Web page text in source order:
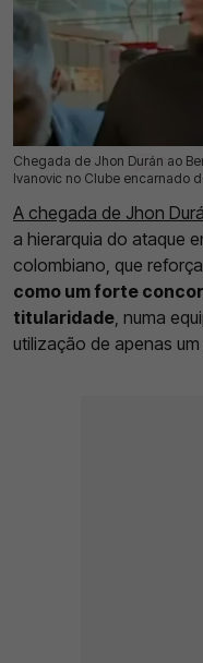
Chegada de Jhon Durán ao
Ivanovic no Clube encarnado
19 Jul 2026 | 17:44 | 0
A chegada de Jhon
a hierarquia do ataque
colombiano, que
como um forte
titularidade , numa
utilização de apenas